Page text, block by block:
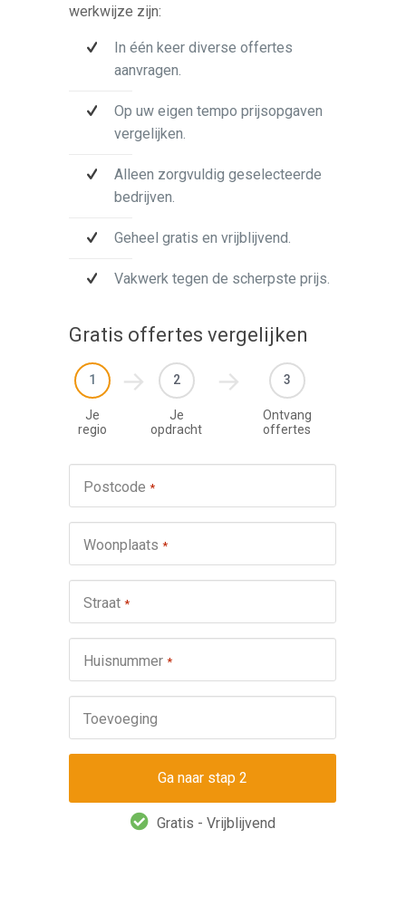
werkwijze zijn:
In één keer diverse offertes
aanvragen.
Op uw eigen tempo prijsopgaven
vergelijken.
Alleen zorgvuldig geselecteerde
bedrijven.
Geheel gratis en vrijblijvend.
Vakwerk tegen de scherpste prijs.
Gratis offertes vergelijken
1
Je
regio
2
Je
opdracht
3
Ontvang
offertes
Postcode *
Woonplaats *
Straat *
Huisnummer *
Toevoeging
Gratis - Vrijblijvend